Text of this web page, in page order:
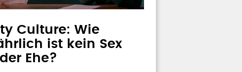
Culture: Wie
ist kein Sex
Ehe?